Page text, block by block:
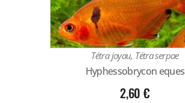
Tétra joyau, Tétra serpae
Hyphessobrycon eques
2,60€